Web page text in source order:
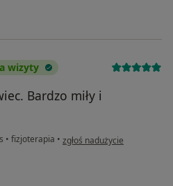
wizyty
Bardzo miły i
• fizjoterapia • w opinii użytkownika
zgłoś nadużycie